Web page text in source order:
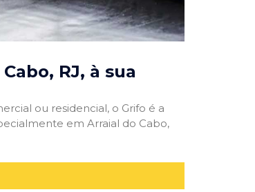
RJ, à sua
ou residencial, o Grifo é a
em Arraial do Cabo,